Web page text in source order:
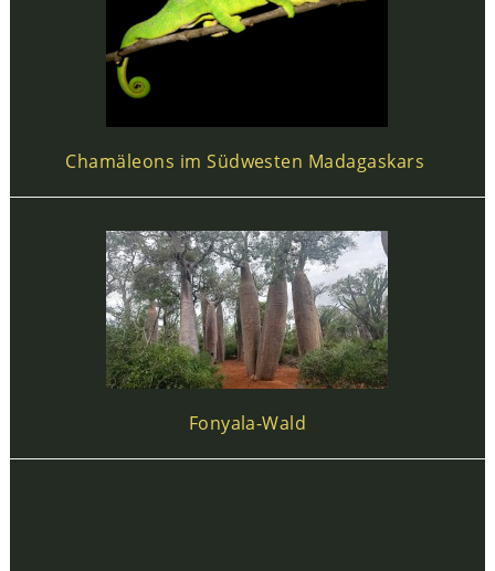
Chamäleons im Südwesten Madagaskars
Fonyala-Wald